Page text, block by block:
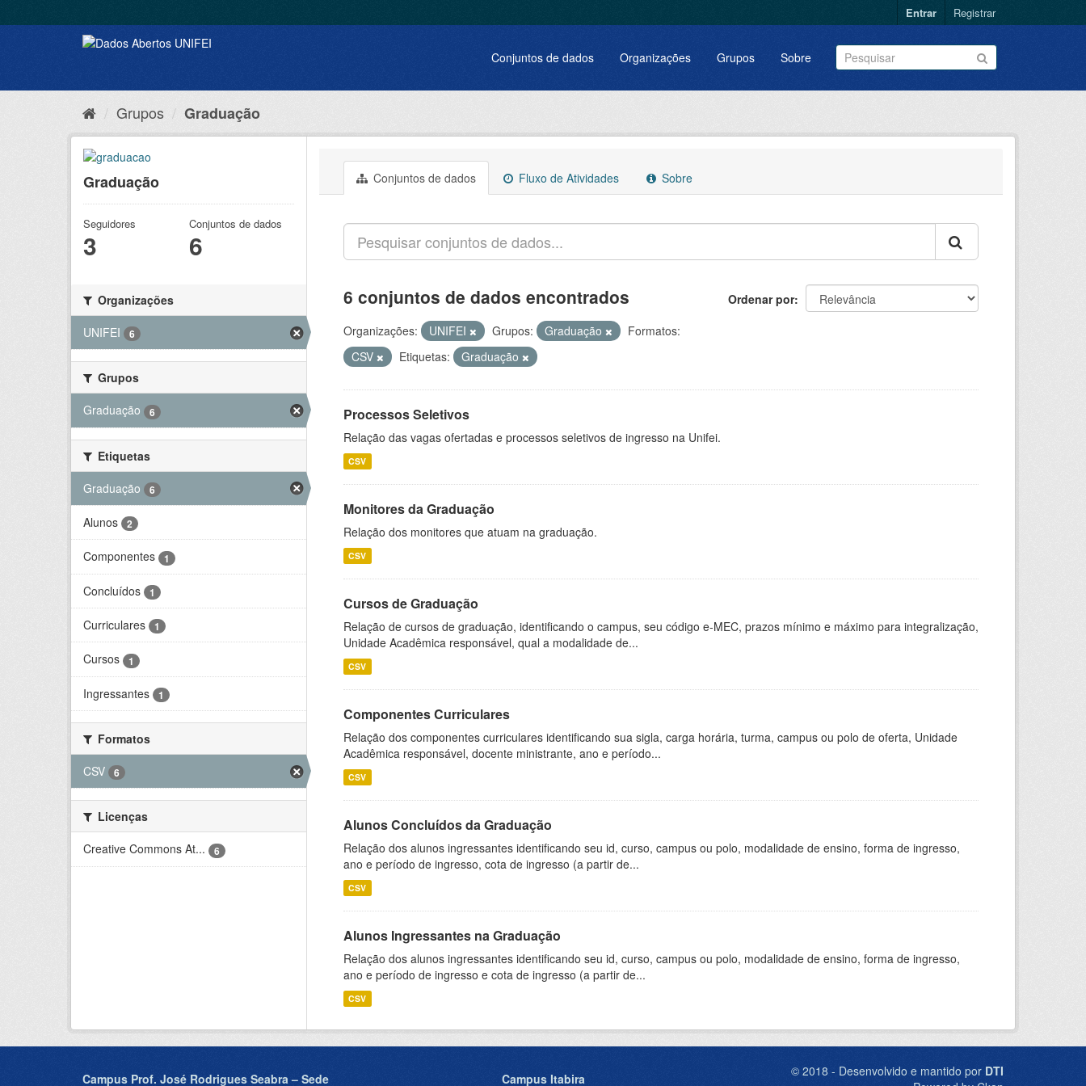
Entrar Registrar
Conjuntos de dados Organizações Grupos Sobre
Grupos Graduação
Graduação
Seguidores
3
Conjuntos de dados
6
Organizações
UNIFEI
6
Grupos
Graduação
6
Etiquetas
Graduação
6
Alunos 2
Componentes 1
Concluídos 1
Curriculares 1
Cursos 1
Ingressantes 1
Formatos
CSV
6
Licenças
Creative Commons At...
6
Conjuntos de dados Fluxo de Atividades Sobre
Ordenar por
6 conjuntos de dados encontrados
Organizações: UNIFEI Grupos: Graduação
Formatos:
CSV
Etiquetas: Graduação
Processos Seletivos
Relação das vagas ofertadas e processos seletivos de ingresso na Unifei.
CSV
Monitores da Graduação
Relação dos monitores que atuam na graduação.
CSV
Cursos de Graduação
Relação de cursos de graduação, identificando o campus, seu código e-MEC, prazos mínimo e máximo para integralização,
Unidade Acadêmica responsável, qual a modalidade de...
CSV
Componentes Curriculares
Relação dos componentes curriculares identificando sua sigla, carga horária, turma, campus ou polo de oferta, Unidade
Acadêmica responsável, docente ministrante, ano e período...
CSV
Alunos Concluídos da Graduação
Relação dos alunos ingressantes identificando seu id, curso, campus ou polo, modalidade de ensino, forma de ingresso,
ano e período de ingresso, cota de ingresso (a partir de...
CSV
Alunos Ingressantes na Graduação
Relação dos alunos ingressantes identificando seu id, curso, campus ou polo, modalidade de ensino, forma de ingresso,
ano e período de ingresso e cota de ingresso (a partir de...
CSV
Campus Prof. José Rodrigues Seabra – Sede Campus Itabira © 2018 - Desenvolvido e mantido por DTI